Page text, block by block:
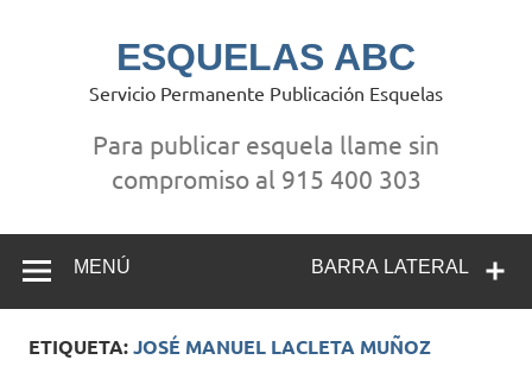
ESQUELAS ABC
Servicio Permanente Publicación Esquelas
Para publicar esquela llame sin
compromiso al 915 400 303
BARRA LATERAL
MENÚ
ETIQUETA:JOSÉ MANUEL LACLETA MUÑOZ